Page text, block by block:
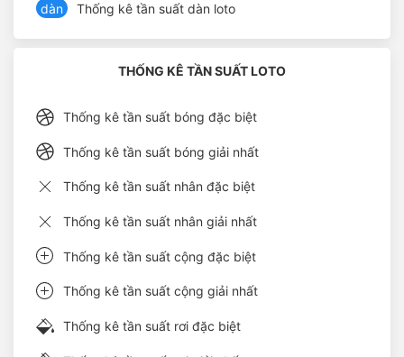
dàn Thống kê tần suất dàn loto
THỐNG KÊ TẦN SUẤT LOTO
Thống kê tần suất bóng đặc biệt
Thống kê tần suất bóng giải nhất
Thống kê tần suất nhân đặc biệt
Thống kê tần suất nhân giải nhất
Thống kê tần suất cộng đặc biệt
Thống kê tần suất cộng giải nhất
Thống kê tần suất rơi đặc biệt